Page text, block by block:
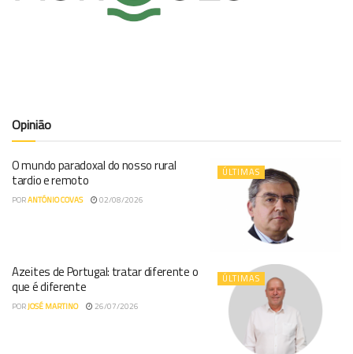
Opinião
ÚLTIMAS
O mundo paradoxal do nosso rural
tardio e remoto
PORANTÓNIO COVAS 02/08/2026
ÚLTIMAS
Azeites de Portugal: tratar diferente o
que é diferente
PORJOSÉ MARTINO 26/07/2026